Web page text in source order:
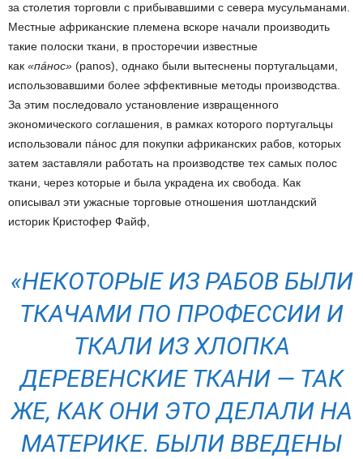
за столетия торговли с прибывавшими с севера мусульманами.
Местные африканские племена вскоре начали производить
такие полоски ткани, в просторечии известные
как «пáнос» (panos), однако были вытеснены португальцами,
использовавшими более эффективные методы производства.
За этим последовало установление извращенного
экономического соглашения, в рамках которого португальцы
использовали пáнос для покупки африканских рабов, которых
затем заставляли работать на производстве тех самых полос
ткани, через которые и была украдена их свобода. Как
описывал эти ужасные торговые отношения шотландский
историк Кристофер Файф,
«НЕКОТОРЫЕ ИЗ РАБОВ БЫЛИ
ТКАЧАМИ ПО ПРОФЕССИИ И
ТКАЛИ ИЗ ХЛОПКА
ДЕРЕВЕНСКИЕ ТКАНИ — ТАК
ЖЕ, КАК ОНИ ЭТО ДЕЛАЛИ НА
МАТЕРИКЕ. БЫЛИ ВВЕДЕНЫ